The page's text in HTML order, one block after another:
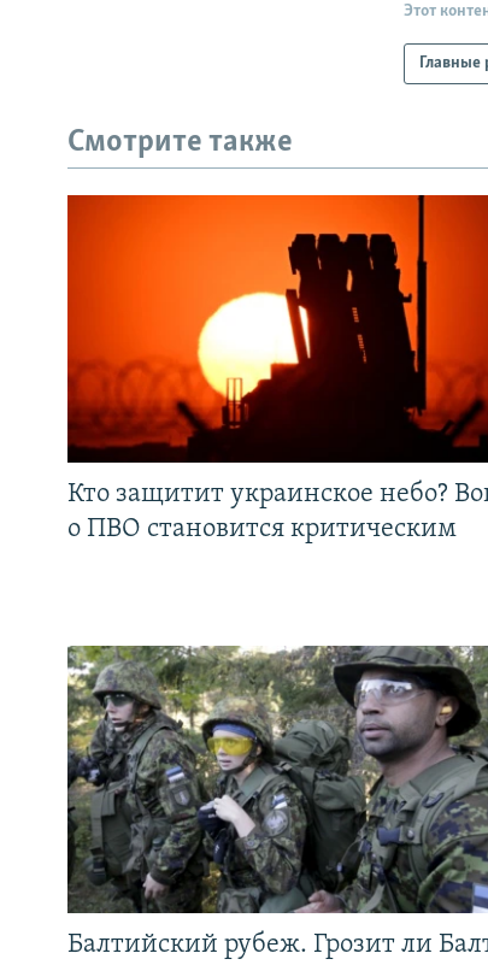
Этот
Главные
Смотрите также
Кто защитит украинское небо?
о ПВО становится критическим
Балтийский рубеж. Грозит ли